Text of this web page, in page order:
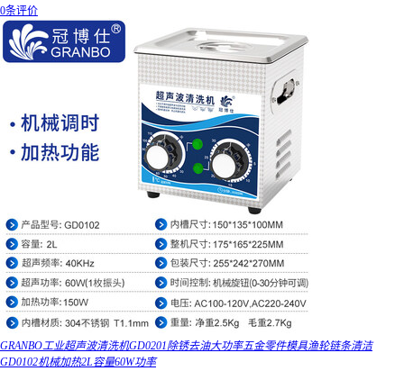
0条评价
GRANBO工业超声波清洗机GD0201除锈去油大功率五金零件模具渔轮链条清洁
GD0102机械加热2L容量60W功率